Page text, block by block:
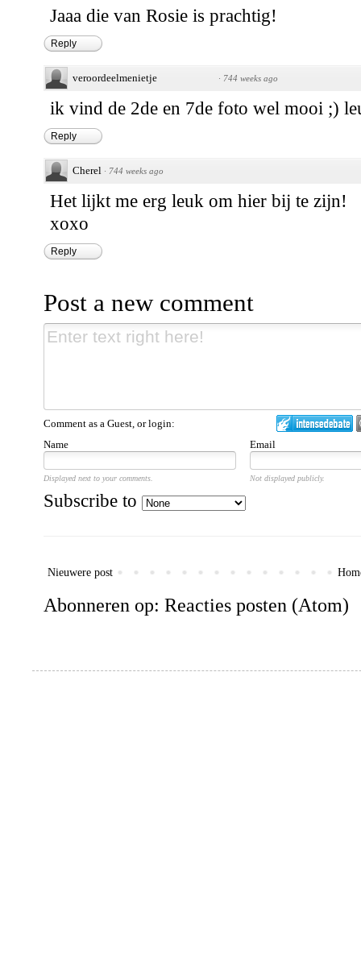
Jaaa die van Rosie is prachtig!
Reply
veroordeelmenietje · 744 weeks ago
ik vind de 2de en 7de foto wel mooi ;)
Reply
Cherel · 744 weeks ago
Het lijkt me erg leuk om hier bij te zijn!
xoxo
Reply
Post a new comment
Comment as a Guest, or login:
Name
Email
Displayed next to your comments. Not displayed publicly.
Subscribe to
Nieuwere post
Abonneren op: Reacties posten (Atom)